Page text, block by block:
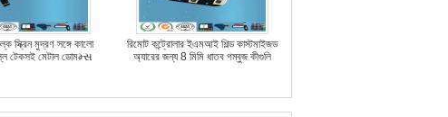
স্ক্রিন মুদ্রণ সঙ্গে কালো
টেকসই মেটাল ডোমમ્સ
রিমোট কন্ট্রোলার ইএমআই শিল্ড কাস্টমাইজড
অ্যারের জন্য 8 মিমি ধাতব গম্বুজ কীগুলি